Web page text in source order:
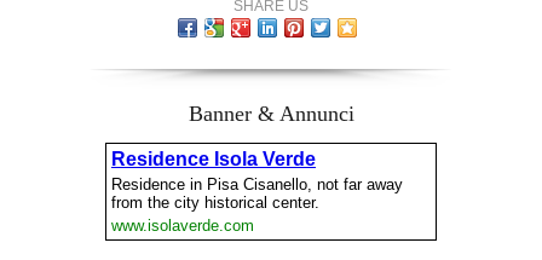
SHARE US
Banner & Annunci